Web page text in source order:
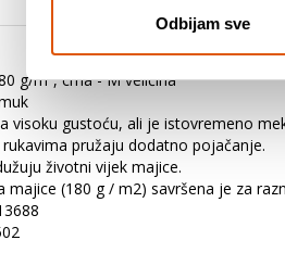
Odbijam sve
g/m², crna - M veličina
visoku gustoću, ali je istovremeno
pružaju dodatno pojačanje.
životni vijek majice.
majice (180 g / m2) savršena je za